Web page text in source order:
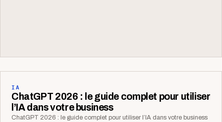
IA
ChatGPT 2026 : le guide complet pour utiliser
l’IA dans votre business
ChatGPT 2026 : le guide complet pour utiliser l’IA dans votre business